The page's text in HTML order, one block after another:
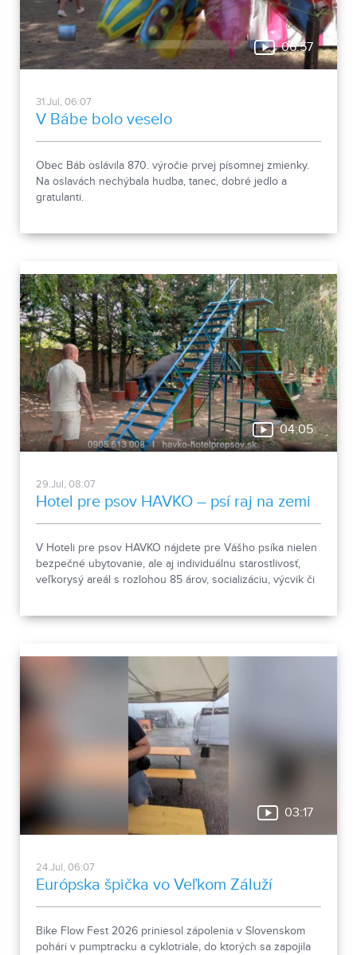
06:57
31.Jul, 06:07
V Bábe bolo veselo
Obec Báb oslávila 870. výročie prvej písomnej zmienky.
Na oslavách nechýbala hudba, tanec, dobré jedlo a
gratulanti.
04:05
29.Jul, 08:07
Hotel pre psov HAVKO – psí raj na zemi
V Hoteli pre psov HAVKO nájdete pre Vášho psíka nielen
bezpečné ubytovanie, ale aj individuálnu starostlivosť,
veľkorysý areál s rozlohou 85 árov, socializáciu, výcvik či
03:17
24.Jul, 06:07
Európska špička vo Veľkom Záluží
Bike Flow Fest 2026 priniesol zápolenia v Slovenskom
pohári v pumptracku a cyklotriale, do ktorých sa zapojila